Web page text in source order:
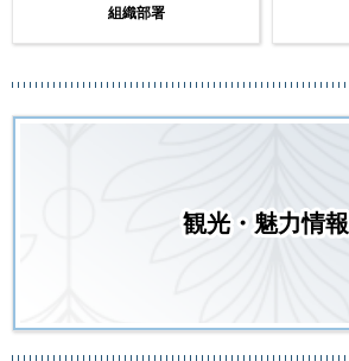
組織部署
観光・魅力情報